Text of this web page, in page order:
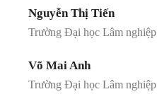
Nguyễn Thị Tiến
Trường Đại học Lâm nghiệp
Võ Mai Anh
Trường Đại học Lâm nghiệp